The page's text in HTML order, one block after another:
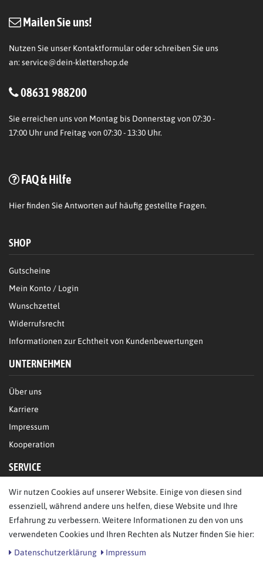
Mailen Sie uns!
Nutzen Sie unser Kontaktformular oder schreiben Sie uns
an: service@dein-klettershop.de
08631 988200
Sie erreichen uns von Montag bis Donnerstag von 07:30 -
17:00 Uhr und Freitag von 07:30 - 13:30 Uhr.
FAQ & Hilfe
Hierfinden Sie Antworten auf häufig gestellte Fragen.
SHOP
Gutscheine
Mein Konto / Login
Wunschzettel
Widerrufsrecht
Informationen zur Echtheit von Kundenbewertungen
UNTERNEHMEN
Über uns
Karriere
Impressum
Kooperation
SERVICE
FAQ/Hilfe
Datenschutz
AGB
Wir nutzen Cookies auf unserer Website. Einige von diesen sind
essenziell, während andere uns helfen, diese Website und Ihre
Erfahrung zu verbessern. Weitere Informationen zu den von uns
verwendeten Cookies und Ihren Rechten als Nutzer finden Sie hier:
Daten­schutz­erklärung
Impressum